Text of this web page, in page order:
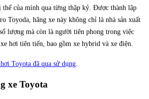
thế của mình qua từng thập kỷ. Được thành lập
Toyoda, hãng xe này không chỉ là nhà sản xuất
lượng mà còn là người tiên phong trong việc
hơi tiên tiến, bao gồm xe hybrid và xe điện.
Toyota đã qua sử dụng
xe Toyota